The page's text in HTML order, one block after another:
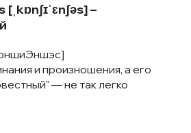
–
и произношения, а его
— не так легко